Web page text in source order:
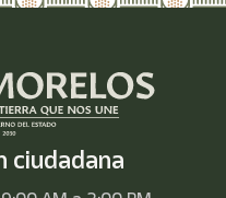
ciudadana